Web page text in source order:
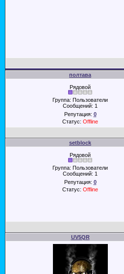
полтава
Рядовой
Группа: Пользователи
Сообщений: 1
Репутация: 0
Статус: Offline
setblock
Рядовой
Группа: Пользователи
Сообщений: 1
Репутация: 0
Статус: Offline
UV5QR